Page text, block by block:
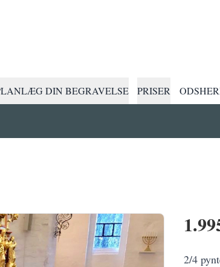
DIN BEGRAVELSE PRISER
2/4